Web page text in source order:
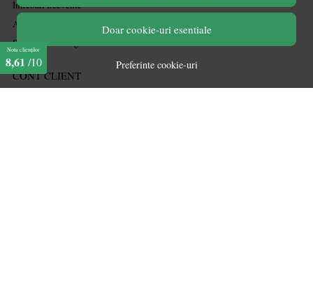
Doar cookie-uri esentiale
Preferinte cookie-uri
Întrebări frecvente
ANPC
Soluționarea litigiilor
CONT CLIENT
Nota clienților
8,61 /10